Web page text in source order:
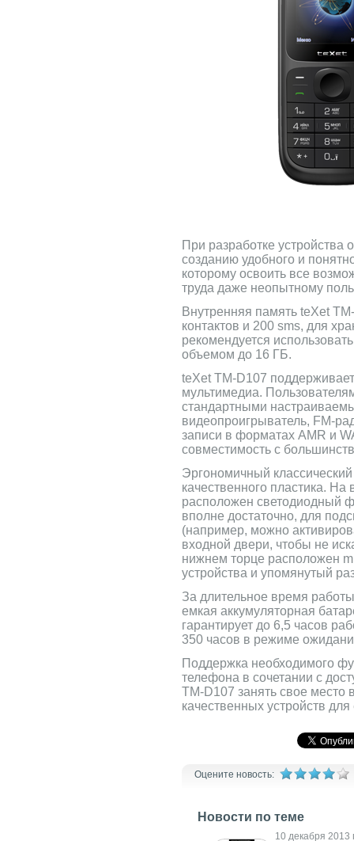
При разработке
созданию удобного и
которому освоить все
труда даже неопытному
Внутренняя память teXet
контактов и 200 sms, для
рекомендуется
объемом до 16 ГБ.
teXet TM-D107
мультимедиа.
стандартными
видеопроигрыватель, FM-
записи в форматах AMR и
совместимость с
Эргономичный
качественного пластика.
расположен светодиодный
вполне достаточно, для
(например, можно
входной двери, чтобы не
нижнем торце расположен
устройства и упомянутый
За длительное время
емкая аккумуляторная
гарантирует до 6,5 часов
350 часов в режиме
Поддержка необходимого
телефона в сочетании с
TM-D107 занять свое место
качественных устройств
Оцените новость:
Новости по теме
10 декабря 2013